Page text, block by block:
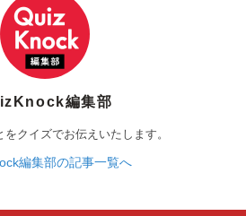
編集部
クイズでお伝えいたします。
編集部の記事一覧へ